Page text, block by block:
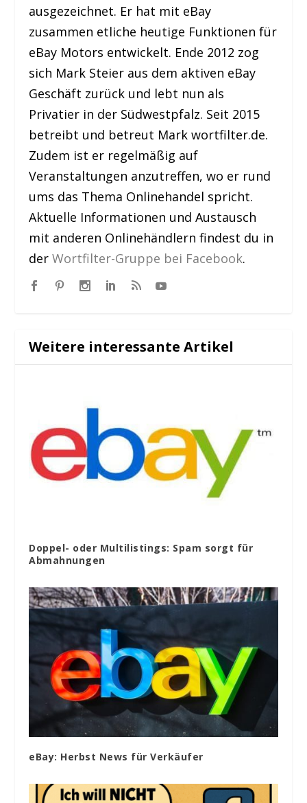
ausgezeichnet. Er hat mit eBay
zusammen etliche heutige Funktionen für
eBay Motors entwickelt. Ende 2012 zog
sich Mark Steier aus dem aktiven eBay
Geschäft zurück und lebt nun als
Privatier in der Südwestpfalz. Seit 2015
betreibt und betreut Mark wortfilter.de.
Zudem ist er regelmäßig auf
Veranstaltungen anzutreffen, wo er rund
ums das Thema Onlinehandel spricht.
Aktuelle Informationen und Austausch
mit anderen Onlinehändlern findest du in
derWortfilter-Gruppe bei Facebook.
Weitere interessante Artikel
Doppel- oder Multilistings: Spam sorgt für
Abmahnungen
eBay: Herbst News für Verkäufer